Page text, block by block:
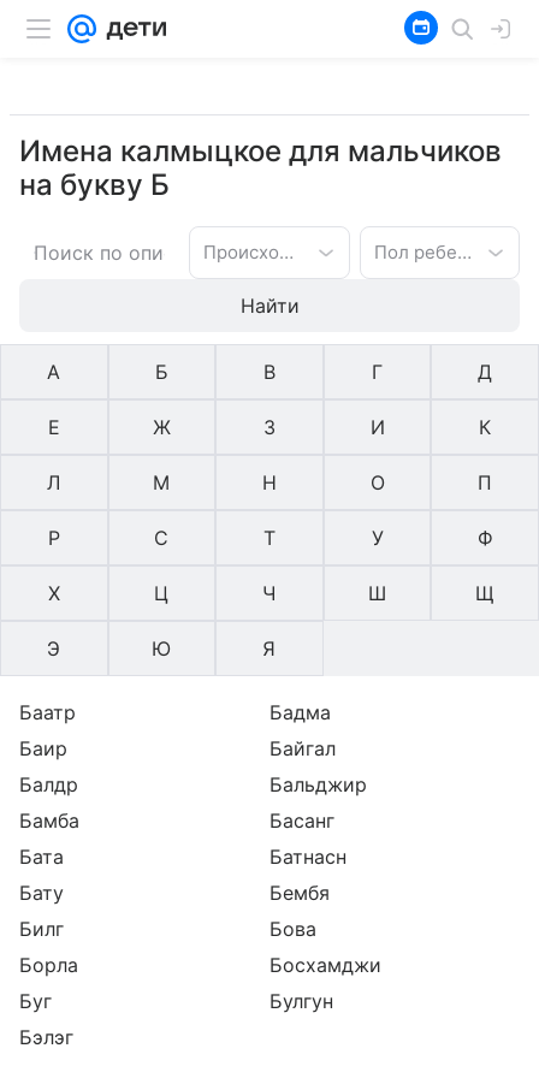
Имена калмыцкое для мальчиков
на букву Б
Происхождение имени Пол ребенка
Найти
А Б В Г Д
Е Ж З И К
Л М Н О П
Р С Т У Ф
Х Ц Ч Ш Щ
Э Ю Я
Баатр
Бадма
Баир
Байгал
Балдр
Бальджир
Бамба
Басанг
Бата
Батнасн
Бату
Бембя
Билг
Бова
Борла
Босхамджи
Буг
Булгун
Бэлэг